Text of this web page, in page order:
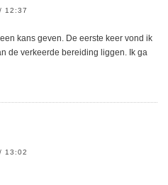
12:37
kans geven. De eerste keer vond ik
de verkeerde bereiding liggen. Ik ga
13:02